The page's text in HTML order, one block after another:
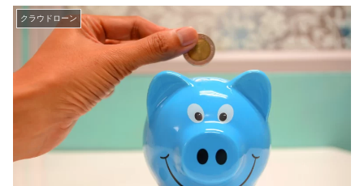
クラウドローン